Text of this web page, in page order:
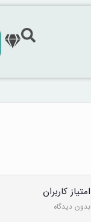
امتیاز کاربران
بدون دیدگاه